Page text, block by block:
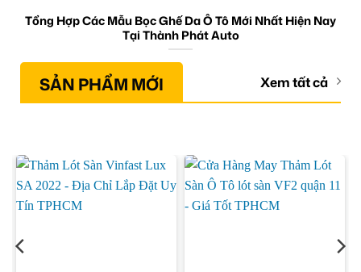
Tổng Hợp Các Mẫu Bọc Ghế Da Ô Tô Mới Nhất Hiện Nay
Tại Thành Phát Auto
SẢN PHẨM MỚI Xem tất cả